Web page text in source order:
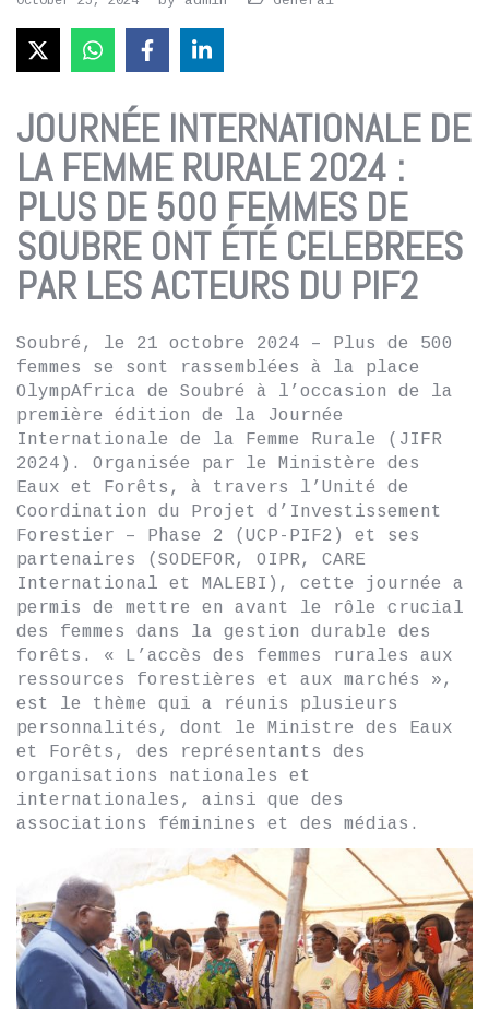
JOURNÉE INTERNATIONALE DE
LA FEMME RURALE 2024 :
PLUS DE 500 FEMMES DE
SOUBRE ONT ÉTÉ CELEBREES
PAR LES ACTEURS DU PIF2
Soubré, le 21 octobre 2024 – Plus de 500
femmes se sont rassemblées à la place
OlympAfrica de Soubré à l’occasion de la
première édition de la Journée
Internationale de la Femme Rurale (JIFR
2024). Organisée par le Ministère des
Eaux et Forêts, à travers l’Unité de
Coordination du Projet d’Investissement
Forestier – Phase 2 (UCP-PIF2) et ses
partenaires (SODEFOR, OIPR, CARE
International et MALEBI), cette journée a
permis de mettre en avant le rôle crucial
des femmes dans la gestion durable des
forêts. « L’accès des femmes rurales aux
ressources forestières et aux marchés »,
est le thème qui a réunis plusieurs
personnalités, dont le Ministre des Eaux
et Forêts, des représentants des
organisations nationales et
internationales, ainsi que des
associations féminines et des médias.